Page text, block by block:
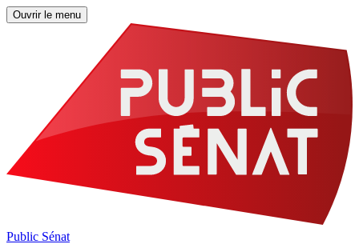
Ouvrir le menu
Public Sénat